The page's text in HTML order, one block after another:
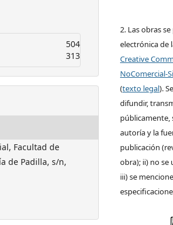
504
313
Facultad de
de Padilla, s/n,
2. Las obras
electrónica de
Creative
NoComercial-
(texto legal).
difundir,
públicamente,
autoría y la
publicación
obra); ii) no se
iii) se